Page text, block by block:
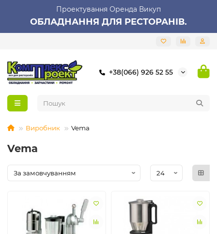
Проектування Оренда Викуп
ОБЛАДНАННЯ ДЛЯ РЕСТОРАНІВ.
+38(066) 926 52 55
Виробник Vema
Vema